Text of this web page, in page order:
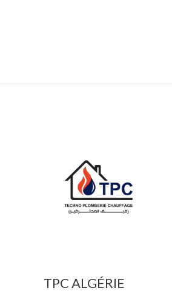
TPC ALGÉRIE